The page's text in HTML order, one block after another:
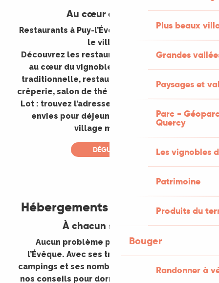
Plus beaux
Grandes
Paysages et
Parc -
Quercy
Les vignobles
Patrimoine
Produits du
Bouger
Randonner à
Au cœur du village
Restaurants à Puy-l’Évêque : où manger dans
le village ?
Découvrez les restaurants de Puy-l’Évêque,
au cœur du vignoble de Cahors. Cuisine
traditionnelle, restaurant végétal, pizzeria,
crêperie, salon de thé ou terrasse au bord du
Lot : trouvez l’adresse qui correspond à vos
envies pour déjeuner ou dîner dans ce
village médiéval.
DÉGUSTER
Hébergements à Puy l’Évêque
À chacun sa formule
Aucun problème pour se loger à Puy
l’Évêque. Avec ses trois hôtels, ses deux
campings et ses nombreuses locations, voici
nos conseils pour dormir au cœur du village